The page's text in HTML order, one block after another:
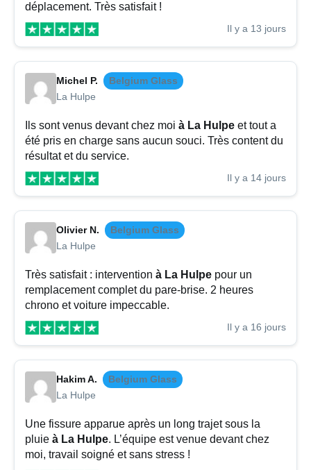
déplacement. Très satisfait !
Il y a 13 jours
Michel P.
Belgium Glass
La Hulpe
Ils sont venus devant chez moi à La Hulpe et tout a
été pris en charge sans aucun souci. Très content du
résultat et du service.
Il y a 14 jours
Olivier N.
Belgium Glass
La Hulpe
Très satisfait : intervention à La Hulpe pour un
remplacement complet du pare-brise. 2 heures
chrono et voiture impeccable.
Il y a 16 jours
Hakim A.
Belgium Glass
La Hulpe
Une fissure apparue après un long trajet sous la
pluie à La Hulpe. L’équipe est venue devant chez
moi, travail soigné et sans stress !